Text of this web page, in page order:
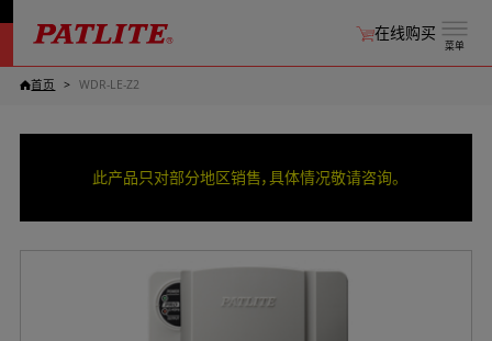
菜单
在线购买
首页 WDR-LE-Z2
此产品只对部分地区销售，具体情况敬请咨询。